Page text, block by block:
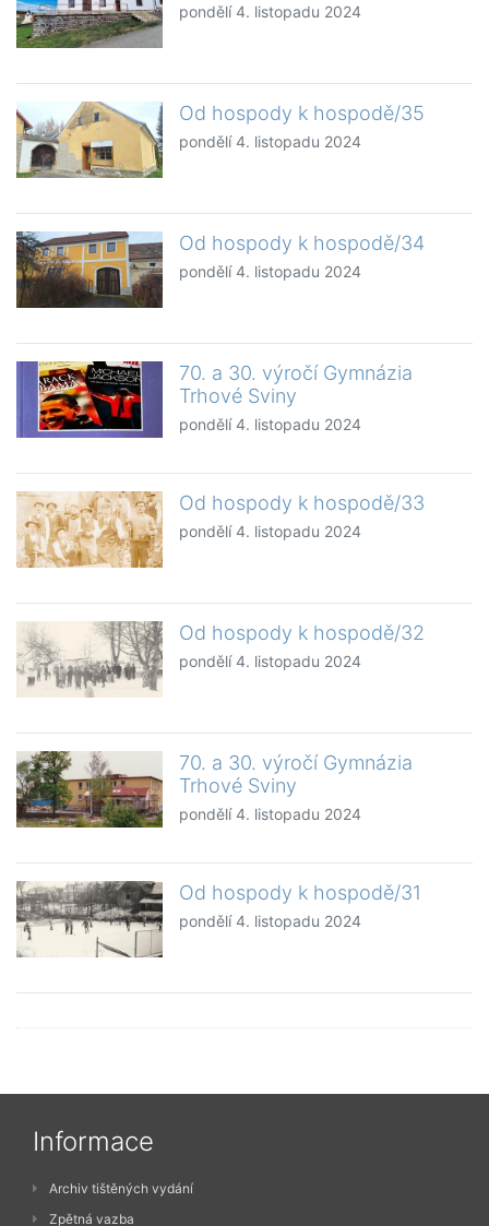
pondělí 4. listopadu 2024
Od hospody k hospodě/35
pondělí 4. listopadu 2024
Od hospody k hospodě/34
pondělí 4. listopadu 2024
70. a 30. výročí Gymnázia
Trhové Sviny
pondělí 4. listopadu 2024
Od hospody k hospodě/33
pondělí 4. listopadu 2024
Od hospody k hospodě/32
pondělí 4. listopadu 2024
70. a 30. výročí Gymnázia
Trhové Sviny
pondělí 4. listopadu 2024
Od hospody k hospodě/31
pondělí 4. listopadu 2024
Informace
Archiv tištěných vydání
Zpětná vazba